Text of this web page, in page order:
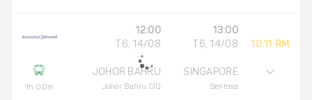
1h 00m
12:00
T6, 14/08
JOHOR BAHRU
Johor Bahru CIQ
13:00
T6, 14/08
SINGAPORE
Sentosa
10.11 RM